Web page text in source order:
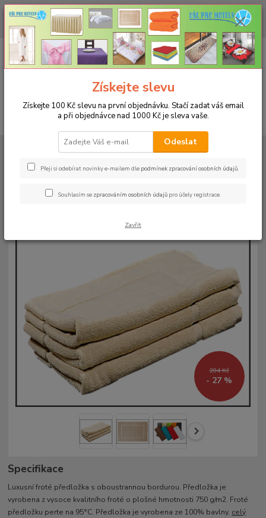
CHCETE NAKOUPIT VĚTŠÍ MNOŽSTVÍ NAŠICH PRODUKTŮ ZA LEPŠÍ
CENU? Klikněte ZDE
CZK
+420 773 794 023
Pondělí-pátek 9-16 hodin
0ks
za0 Kč
KOUPELNOVÉ A PODLAHOVÉ PŘEDLOŽKY
Koupelnová předložka
Koupelnová předložka s lemem
50x70cm - krémová
204 Kč
- 27 %
Specifikace
Luxusní froté předložka s oboustrannou bordurou. Předložka je
vyrobena z vysoce kvalitního froté o plošné hmotnosti 750 g/m2. Froté
předložku perte na 95°C. Předložka je vyrobena ze 100% bavlny. celý
Získejte slevu
Získejte 100 Kč slevu na první objednávku. Stačí zadat váš email
a při objednávce nad 1000 Kč je sleva vaše.
Odeslat
Přeji si odebírat novinky e-mailem dle podmínek zpracování osobních údajů.
Souhlasím se zpracováním osobních údajů pro účely registrace.
Zavřít